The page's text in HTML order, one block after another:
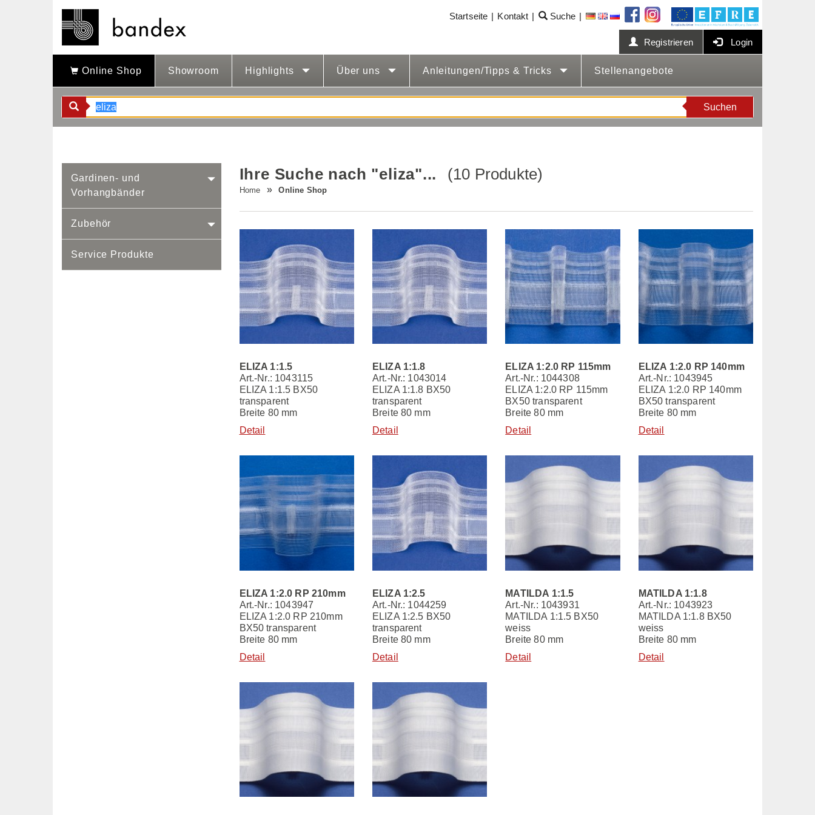
Online Shop Showroom Highlights Über uns Anleitungen/Tipps & Tricks Stellenangebote
Startseite Kontakt Suche
Registrieren Login
Suchen
Gardinen- und
Vorhangbänder
Zubehör
Service Produkte
Ihre Suche nach "eliza"... (10 Produkte)
Home Online Shop
ELIZA 1:1.5
Art.-Nr.: 1043115
ELIZA 1:1.5 BX50
transparent
Breite 80 mm
Detail
ELIZA 1:1.8
Art.-Nr.: 1043014
ELIZA 1:1.8 BX50
transparent
Breite 80 mm
Detail
ELIZA 1:2.0 RP 115mm
Art.-Nr.: 1044308
ELIZA 1:2.0 RP 115mm
BX50 transparent
Breite 80 mm
Detail
ELIZA 1:2.0 RP 140mm
Art.-Nr.: 1043945
ELIZA 1:2.0 RP 140mm
BX50 transparent
Breite 80 mm
Detail
ELIZA 1:2.0 RP 210mm
Art.-Nr.: 1043947
ELIZA 1:2.0 RP 210mm
BX50 transparent
Breite 80 mm
Detail
ELIZA 1:2.5
Art.-Nr.: 1044259
ELIZA 1:2.5 BX50
transparent
Breite 80 mm
Detail
MATILDA 1:1.5
Art.-Nr.: 1043931
MATILDA 1:1.5 BX50
weiss
Breite 80 mm
Detail
MATILDA 1:1.8
Art.-Nr.: 1043923
MATILDA 1:1.8 BX50
weiss
Breite 80 mm
Detail